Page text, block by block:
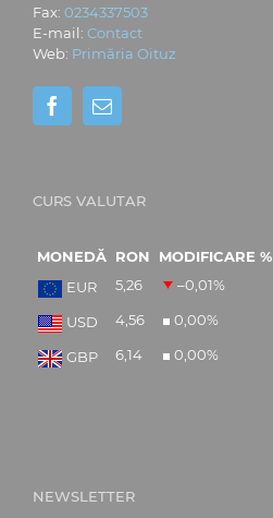
Fax: 0234337503
E-mail: Contact
Web: Primăria Oituz
CURS VALUTAR
MONEDĂ RON
MODIFICARE %
EUR
5,26 –0,01%
USD 4,56 0,00%
GBP 6,14 0,00%
NEWSLETTER